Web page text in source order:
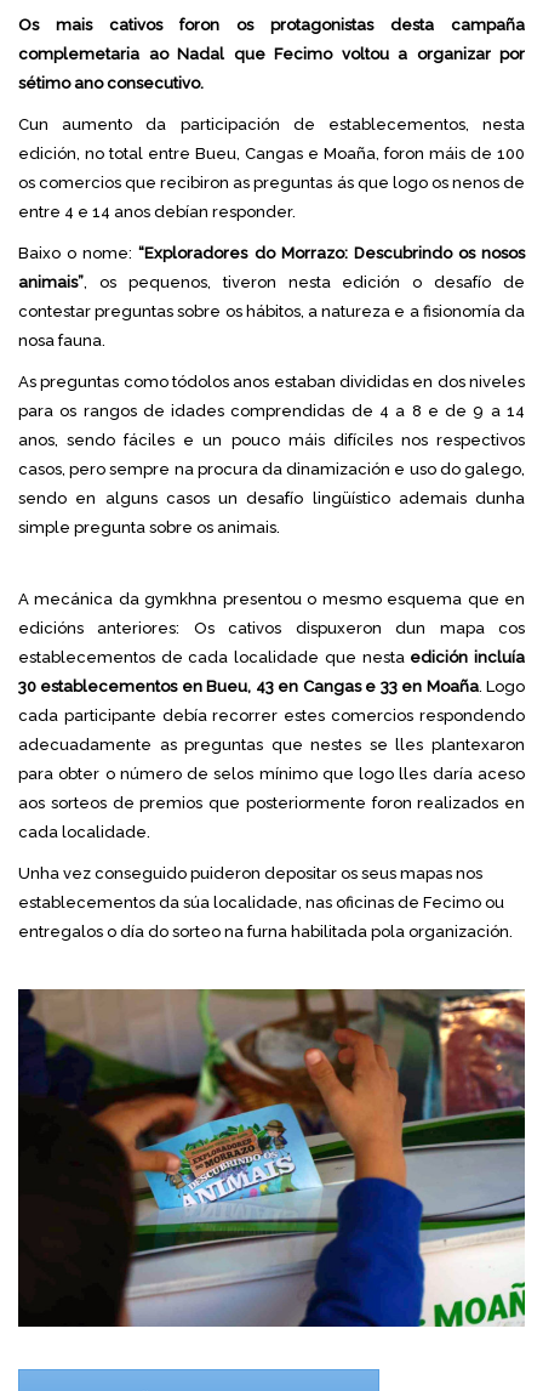
Os mais cativos foron os protagonistas desta campaña
complemetaria ao Nadal que Fecimo voltou a organizar por
sétimo ano consecutivo.
Cun aumento da participación de establecementos, nesta
edición, no total entre Bueu, Cangas e Moaña, foron máis de 100
os comercios que recibiron as preguntas ás que logo os nenos de
entre 4 e 14 anos debían responder.
Baixo o nome:“Exploradores do Morrazo: Descubrindo os nosos
animais” , os pequenos, tiveron nesta edición o desafío de
contestar preguntas sobre os hábitos, a natureza e a fisionomía da
nosa fauna.
As preguntas como tódolos anos estaban divididas en dos niveles
para os rangos de idades comprendidas de 4 a 8 e de 9 a 14
anos, sendo fáciles e un pouco máis difíciles nos respectivos
casos, pero sempre na procura da dinamización e uso do galego,
sendo en alguns casos un desafío lingüístico ademais dunha
simple pregunta sobre os animais.
A mecánica da gymkhna presentou o mesmo esquema que en
edicións anteriores: Os cativos dispuxeron dun mapa cos
establecementos de cada localidade que nesta edición incluía
30 establecementos en Bueu, 43 en Cangas e 33 en Moaña. Logo
cada participante debía recorrer estes comercios respondendo
adecuadamente as preguntas que nestes se lles plantexaron
para obter o número de selos mínimo que logo lles daría aceso
aos sorteos de premios que posteriormente foron realizados en
cada localidade.
Unha vez conseguido puideron depositar os seus mapas nos
establecementos da súa localidade, nas oficinas de Fecimo ou
entregalos o día do sorteo na furna habilitada pola organización.